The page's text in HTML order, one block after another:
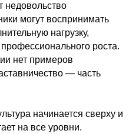
недовольство
могут воспринимать
нагрузку,
роста.
нет примеров
— часть
начинается сверху и
на все уровни.